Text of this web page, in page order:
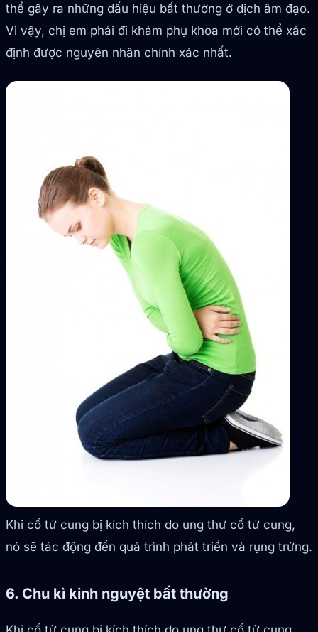
thể gây ra những dấu hiệu bất thường ở dịch âm đạo.
Vì vậy, chị em phải đi khám phụ khoa mới có thể xác
định được nguyên nhân chính xác nhất.
Khi cổ tử cung bị kích thích do ung thư cổ tử cung,
nó sẽ tác động đến quá trình phát triển và rụng trứng.
6. Chu kì kinh nguyệt bất thường